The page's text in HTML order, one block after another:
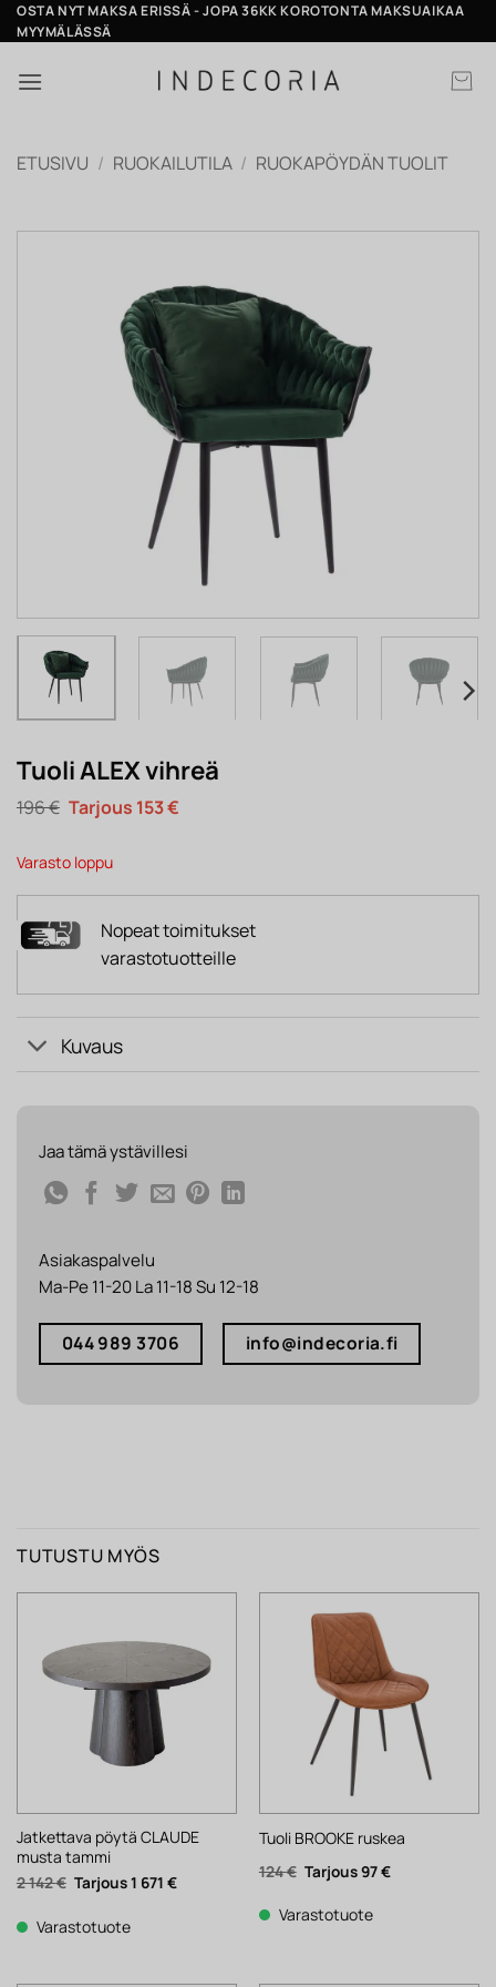
Skip
to
OSTA NYT MAKSA ERISSÄ - JOPA 36KK KOROTONTA MAKSUAIKAA
MYYMÄLÄSSÄ
ETUSIVU / RUOKAILUTILA / RUOKAPÖYDÄN TUOLIT
Tuoli ALEX vihreä
196€ Alkuperäinen
hinta
196 €.
153€Nykyinen
Varasto loppu
Nopeat toimitukset
varastotuotteille
Kuvaus
Jaa tämä ystävillesi
Asiakaspalvelu
Ma-Pe 11-20 La 11-18 Su 12-18
044 989 3706 info@indecoria.fi
TUTUSTU MYÖS
Jatkettava pöytä CLAUDE
musta tammi
2 142€ Alkuperäinen
hinta
2
142 €.
1 671 €Nykyinen
Varastotuote
Tuoli BROOKE ruskea
124€ Alkuperäinen
hinta
124 €.
97€Nykyinen
Varastotuote